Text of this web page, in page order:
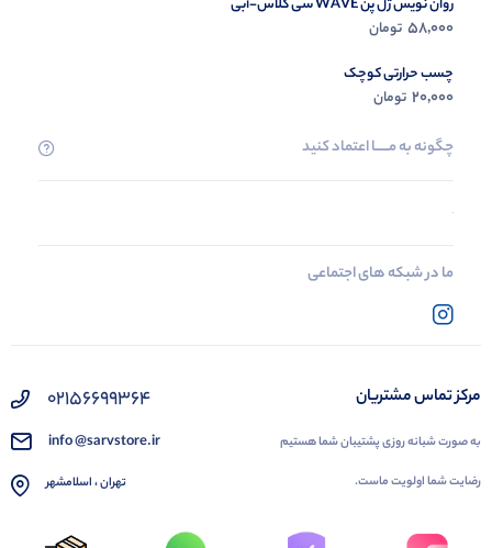
روان نویس ژل پن WAVE سی کلاس-آبی
58,000 تومان
چسب حرارتی کوچک
20,000 تومان
چگونه به مــــــا اعتماد کنید
ما در شبکه های اجتماعی
مرکز تماس مشتریان
به صورت شبانه روزی پشتیبان شما هستیم
رضایت شما اولویت ماست.
02156699364
info @sarvstore.ir
تهران ، اسلامشهر